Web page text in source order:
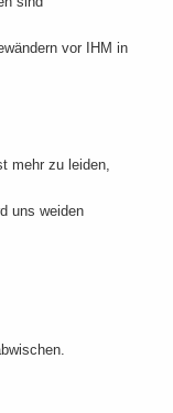
vor IHM in
mehr zu leiden,
uns weiden